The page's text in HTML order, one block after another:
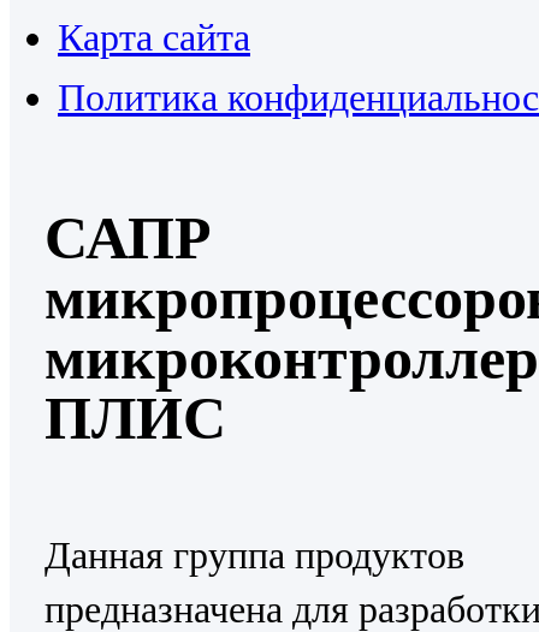
Карта сайта
Политика
САПР
ПЛИС
Данная группа продуктов
предназначена для